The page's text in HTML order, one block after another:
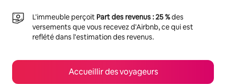
L'immeuble perçoit Part des revenus : 25 %des
versements que vous recevez d'Airbnb, ce qui est
reflété dans l'estimation des revenus.
Accueillir des voyageurs